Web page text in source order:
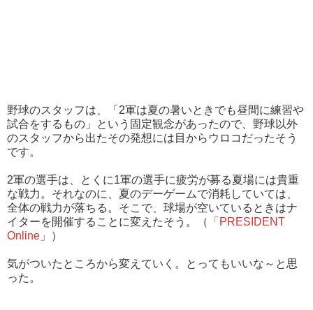
野球のスタッフは、「2軍は夏の暑いときでも昼間に練習や
試合をするもの」という固定観念があったので、野球以外
のスタッフから出たその発想には目からウロコだったそう
です。
2軍の選手は、とくに1軍の選手に疲労が募る夏場には貴重
な戦力。それなのに、夏のデーゲームで消耗していては、
全体の戦力が落ちる。そこで、球場が空いているときはナ
イターを開催することに変えたそう。（
「 PRESIDENT
Online 」）
気がついたところから変えていく。とってもいいな～と思
った。